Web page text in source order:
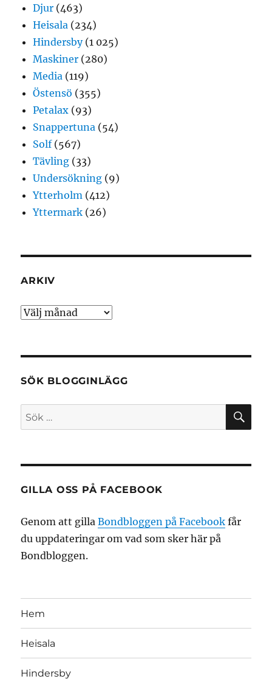
Djur (463)
Heisala (234)
Hindersby(1 025)
Maskiner (280)
Media (119)
Östensö (355)
Petalax (93)
Snappertuna (54)
Solf(567)
Tävling (33)
Undersökning (9)
Ytterholm (412)
Yttermark (26)
ARKIV
Arkiv
SÖK BLOGGINLÄGG
Sök
efter:
GILLA OSS PÅ FACEBOOK
Genom att gillaBondbloggen på Facebook får
du uppdateringar om vad som sker här på
Bondbloggen.
Hem
Heisala
Hindersby